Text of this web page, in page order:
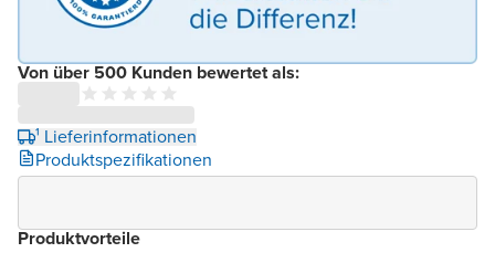
Von über 500 Kunden bewertet als:
¹ Lieferinformationen
Produktspezifikationen
Produktvorteile